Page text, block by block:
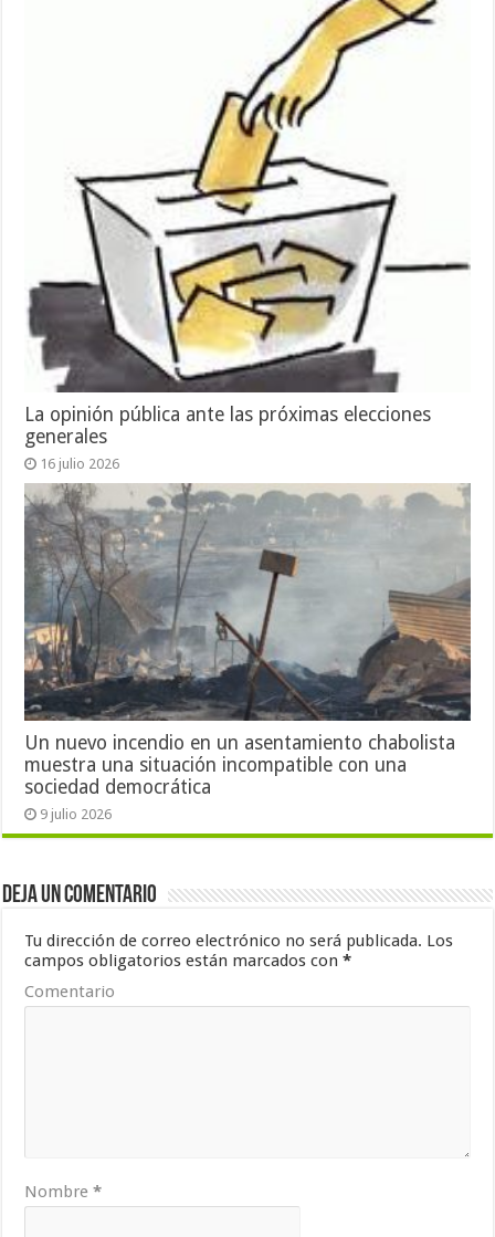
La opinión pública ante las próximas elecciones
generales
16 julio 2026
Un nuevo incendio en un asentamiento chabolista
muestra una situación incompatible con una
sociedad democrática
9 julio 2026
Deja un comentario
Tu dirección de correo electrónico no será publicada. Los
campos obligatorios están marcados con*
Comentario
Nombre*